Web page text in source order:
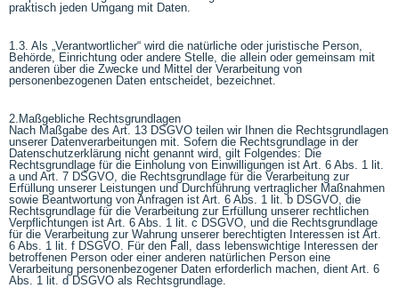
praktisch jeden Umgang mit Daten.
1.3. Als „Verantwortlicher“ wird die natürliche oder juristische Person,
Behörde, Einrichtung oder andere Stelle, die allein oder gemeinsam mit
anderen über die Zwecke und Mittel der Verarbeitung von
personenbezogenen Daten entscheidet, bezeichnet.
2.Maßgebliche Rechtsgrundlagen
Nach Maßgabe des Art. 13 DSGVO teilen wir Ihnen die Rechtsgrundlagen
unserer Datenverarbeitungen mit. Sofern die Rechtsgrundlage in der
Datenschutzerklärung nicht genannt wird, gilt Folgendes: Die
Rechtsgrundlage für die Einholung von Einwilligungen ist Art. 6 Abs. 1 lit.
a und Art. 7 DSGVO, die Rechtsgrundlage für die Verarbeitung zur
Erfüllung unserer Leistungen und Durchführung vertraglicher Maßnahmen
sowie Beantwortung von Anfragen ist Art. 6 Abs. 1 lit. b DSGVO, die
Rechtsgrundlage für die Verarbeitung zur Erfüllung unserer rechtlichen
Verpflichtungen ist Art. 6 Abs. 1 lit. c DSGVO, und die Rechtsgrundlage
für die Verarbeitung zur Wahrung unserer berechtigten Interessen ist Art.
6 Abs. 1 lit. f DSGVO. Für den Fall, dass lebenswichtige Interessen der
betroffenen Person oder einer anderen natürlichen Person eine
Verarbeitung personenbezogener Daten erforderlich machen, dient Art. 6
Abs. 1 lit. d DSGVO als Rechtsgrundlage.